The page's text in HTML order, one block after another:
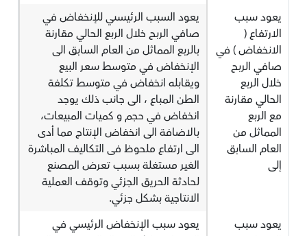
يعود سبب
الارتفاع (
الانخفاض ) في
صافي الربح
خلال الربع
الحالي مقارنة
مع الربع
المماثل من
العام السابق
إلى
يعود السبب الرئيسىي للإنخفاض في
صافي الربح خلال الربع الحالي مقارنة
بالربع المماثل من العام السابق الى
الإنخفاض في متوسط سعر البيع
ويقابله انخفاض في متوسط تكلفة
الطن المباع ، الى جانب ذلك يوجد
انخفاض في حجم و كميات المبيعات،
بالاضافة الى انخفاض الإنتاج مما أدى
الى ارتفاع ملحوظ فى التكاليف المباشرة
الغير مستغلة بسبب تعرض المصنع
لحادثة الحريق الجزئي وتوقف العملية
الانتاجية بشكل جزئي.
يعود سبب
يعود سبب الإنخفاض الرئيسي في